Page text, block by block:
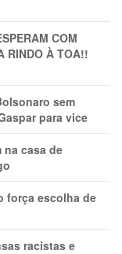
COM
RINDO À TOA!!
sem
para vice
na casa de
força escolha de
racistas e